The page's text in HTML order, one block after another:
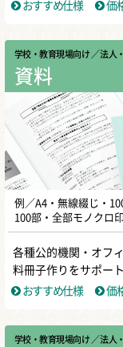
おすすめ仕様
価
学校・教育現場向け ／ 法人
資料
例／A4・無線綴じ・
100部・全部モノクロ
各種公的機関・オフ
料冊子作りをサポー
おすすめ仕様
価
学校・教育現場向け ／ 法人